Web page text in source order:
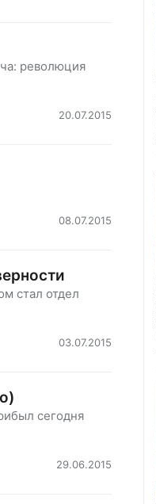
революция
20.07.2015
08.07.2015
стал отдел
03.07.2015
сегодня
29.06.2015